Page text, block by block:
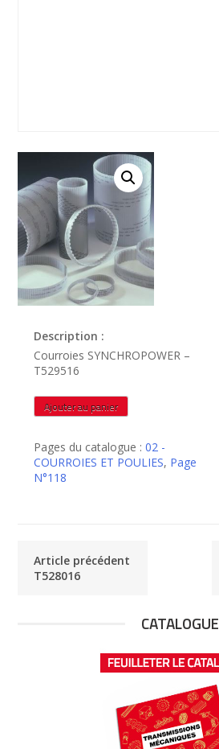
Description :
Courroies SYNCHROPOWER –
T529516
quantité
de
Ajouter au panier
Pages du catalogue :02 -
COURROIES ET POULIES, Page
N°118
Article précédent
T528016
CATALOGUE